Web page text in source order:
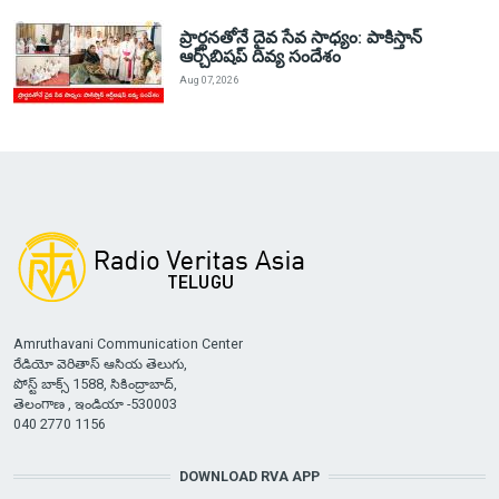
ప్రార్థనతోనే దైవ సేవ సాధ్యం: పాకిస్తాన్‌
ఆర్చ్‌బిషప్ దివ్య సందేశం
Aug 07, 2026
Amruthavani Communication Center
రేడియో వెరితాస్ ఆసియ తెలుగు,
పోస్ట్ బాక్స్ 1588, సికింద్రాబాద్,
తెలంగాణ , ఇండియా -530003
040 2770 1156
DOWNLOAD RVA APP